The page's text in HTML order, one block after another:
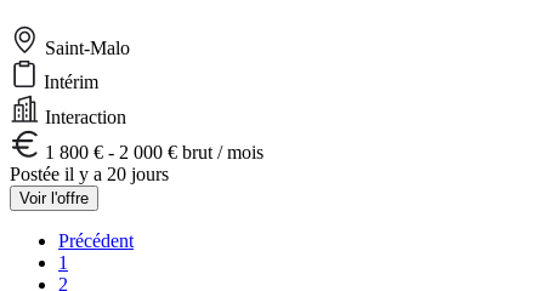
Saint-Malo
Intérim
Interaction
1 800 € - 2 000 € brut / mois
Postée il y a 20 jours
Voir l'offre
Précédent
1
2